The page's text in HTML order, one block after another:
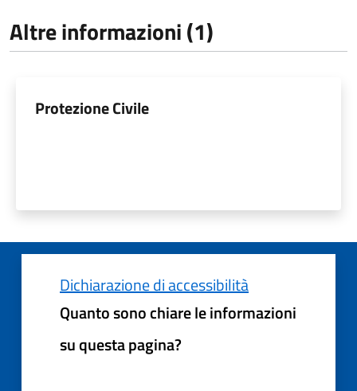
Altre informazioni (1)
Protezione Civile
Dichiarazione di accessibilità
Quanto sono chiare le informazioni
su questa pagina?